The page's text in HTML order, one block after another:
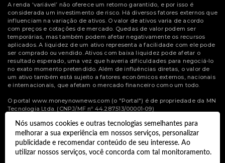
Nós usamos cookies e outras tecnologias semelhantes para
melhorar a sua experiência em nossos serviços, personalizar
publicidade e recomendar conteúdo de seu interesse. Ao
utilizar nossos serviços, você concorda com tal monitoramento.
A renda ‘variável’ não oferece um retorno garantido, e por isso é
considerada um investimento de risco. Há diversos fatores externos que
influenciam na variação de ativos. O valor de ativos varia de acordo
com preços e cotações de mercado. Quedas de valor podem ser
temporárias, mas também podem afetar negativamente os recursos
aplicados. A liquidez de um ativo representa a facilidade com ele pode
ser comprado ou vendido. Ativos com baixa liquidez pode afetar o
resultado esperado, uma vez que haveria dificuldades para negociá-lo
no exato momento pretendido. Além de influências diretas, o valor de
um ativo também está sujeito a fatores econômicos externos, nacionais
e internacionais, que afetam o mercado financeiro como um todo.
O portal www.moneynownews.com (o "Portal") é de propriedade da MN
Tecnologia Ltda. (CNPJ/MF nº 44.287.513/00001-09)
© Copyright 2022 Money Now News.
Todos os direitos reservados.
Desenvolvido por